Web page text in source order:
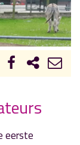
te
eerste